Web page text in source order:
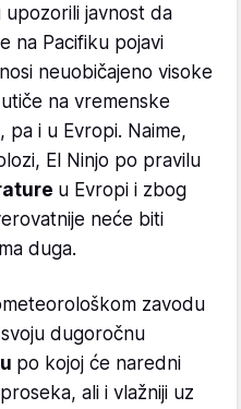
javnost da
na Pacifiku pojavi
neuobičajeno visoke
na vremenske
i u Evropi. Naime,
El Ninjo po pravilu
u Evropi i zbog
neće biti
duga.
zavodu
dugoročnu
po kojoj će naredni
ali i vlažniji uz